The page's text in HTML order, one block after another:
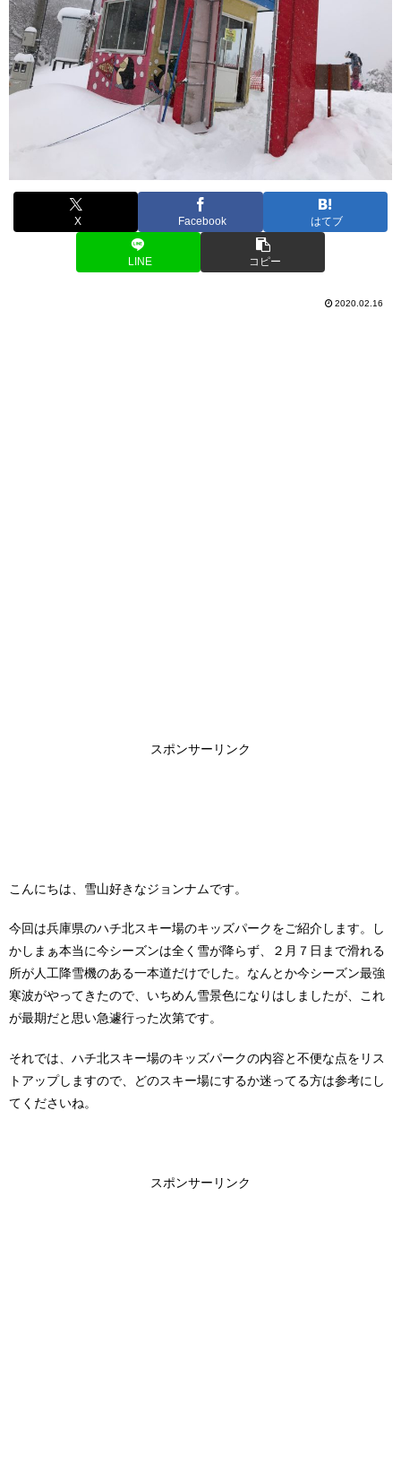
X Facebook はてブ
LINE コピー
2020.02.16
スポンサーリンク
こんにちは、雪山好きなジョンナムです。
今回は兵庫県のハチ北スキー場のキッズパークをご紹介します。し
かしまぁ本当に今シーズンは全く雪が降らず、２月７日まで滑れる
所が人工降雪機のある一本道だけでした。なんとか今シーズン最強
寒波がやってきたので、いちめん雪景色になりはしましたが、これ
が最期だと思い急遽行った次第です。
それでは、ハチ北スキー場のキッズパークの内容と不便な点をリス
トアップしますので、どのスキー場にするか迷ってる方は参考にし
てくださいね。
スポンサーリンク